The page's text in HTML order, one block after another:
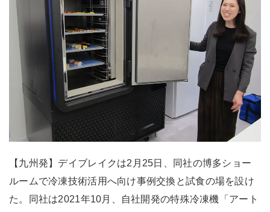
【九州発】デイブレイクは2月25日、同社の博多ショー
ルームで冷凍技術活用へ向け事例交換と試食の場を設け
た。同社は2021年10月、自社開発の特殊冷凍機「アート